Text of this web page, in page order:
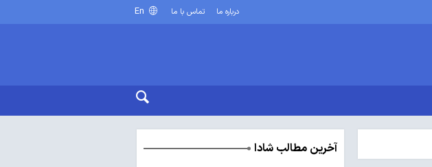
درباره ما تماس با ما
آخرین مطالب شادا